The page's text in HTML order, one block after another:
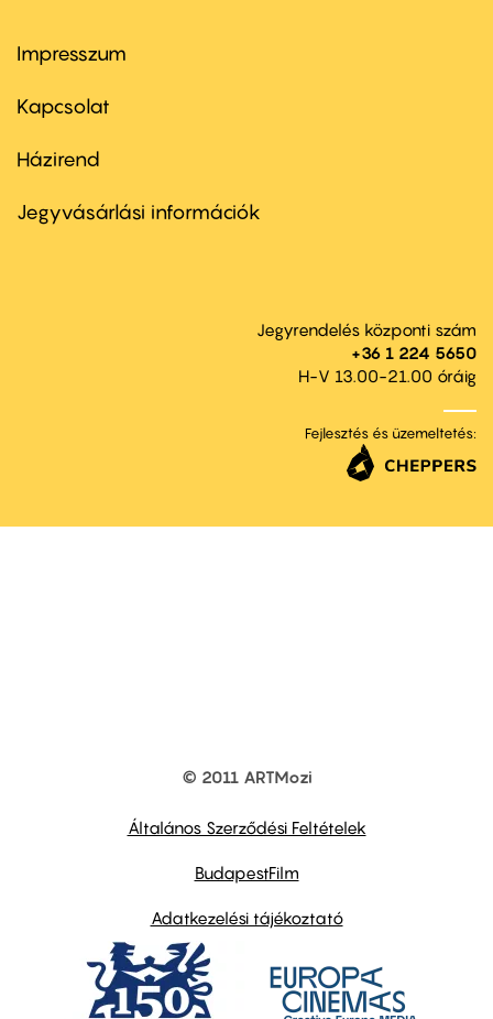
Footer
first
Impresszum
Kapcsolat
Footer
second
Házirend
Jegyvásárlási információk
Jegyrendelés központi szám
+36 1 224 5650
H-V 13.00-21.00 óráig
Fejlesztés és üzemeltetés:
© 2011 ARTMozi
Általános Szerződési Feltételek
BudapestFilm
Adatkezelési tájékoztató